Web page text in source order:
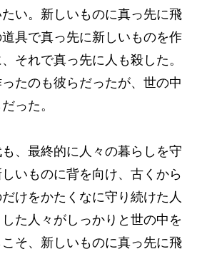
い。新しいものに真っ先に飛
具で真っ先に新しいものを作
それで真っ先に人も殺した。
たのも彼らだったが、世の中
った。
、最終的に人々の暮らしを守
いものに背を向け、古くから
けをかたくなに守り続けた人
た人々がしっかりと世の中を
そ、新しいものに真っ先に飛